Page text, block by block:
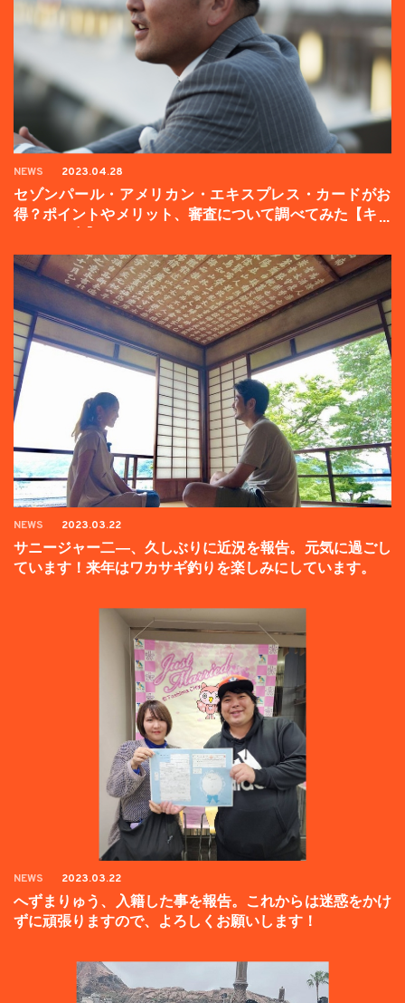
NEWS 2023.04.28
セゾンパール・アメリカン・エキスプレス・カードがお
得？ポイントやメリット、審査について調べてみた【キャ
NEWS 2023.03.22
サニージャー二―、久しぶりに近況を報告。元気に過ごし
ています！来年はワカサギ釣りを楽しみにしています。
NEWS 2023.03.22
へずまりゅう、入籍した事を報告。これからは迷惑をかけ
ずに頑張りますので、よろしくお願いします！